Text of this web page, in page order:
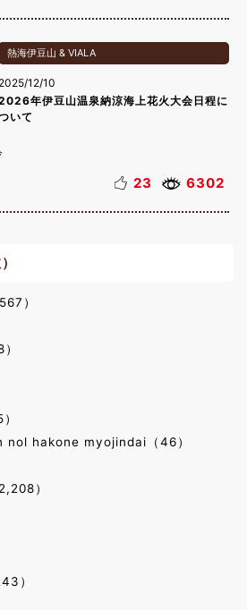
熱海伊豆山 & VIALA
2025/12/10
年伊豆山温泉納涼海上花火大会日程に
いて
23 6302
）
nol hakone myojindai（46）
）
）